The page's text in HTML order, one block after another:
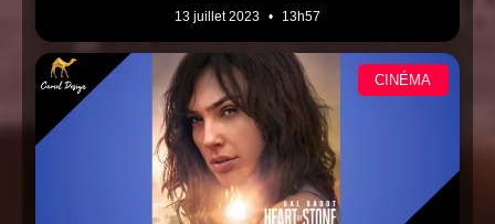
13 juillet 2023 13h57
CINÉMA